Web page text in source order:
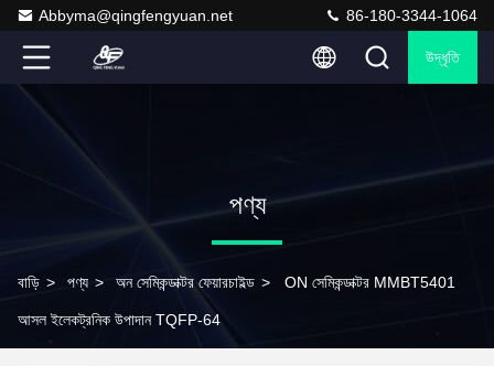
Abbyma@qingfengyuan.net 86-180-3344-1064
উদ্ধৃতি
পণ্য
বাড়ি > পণ্য > অন ​​সেমিকন্ডাক্টর ফেয়ারচাইল্ড > ON সেমিকন্ডাক্টর MMBT5401
আসল ইলেকট্রনিক উপাদান TQFP-64